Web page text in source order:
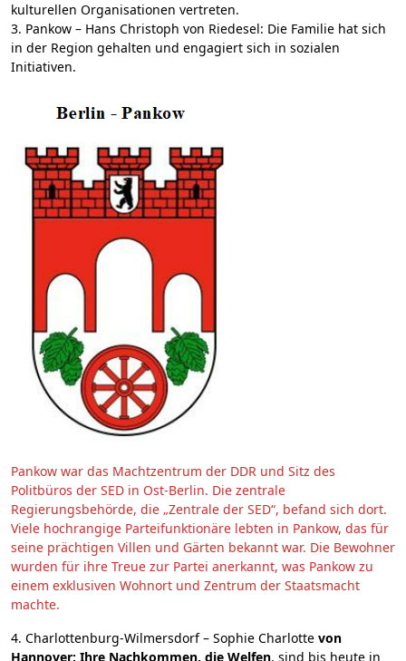
kulturellen Organisationen vertreten.
3. Pankow – Hans Christoph von Riedesel: Die Familie hat sich
in der Region gehalten und engagiert sich in sozialen
Initiativen.
Pankow war das Machtzentrum der DDR und Sitz des
Politbüros der SED in Ost-Berlin. Die zentrale
Regierungsbehörde, die „Zentrale der SED“, befand sich dort.
Viele hochrangige Parteifunktionäre lebten in Pankow, das für
seine prächtigen Villen und Gärten bekannt war. Die Bewohner
wurden für ihre Treue zur Partei anerkannt, was Pankow zu
einem exklusiven Wohnort und Zentrum der Staatsmacht
machte.
4. Charlottenburg-Wilmersdorf – Sophie Charlotte von
Hannover: Ihre Nachkommen, die Welfen, sind bis heute in